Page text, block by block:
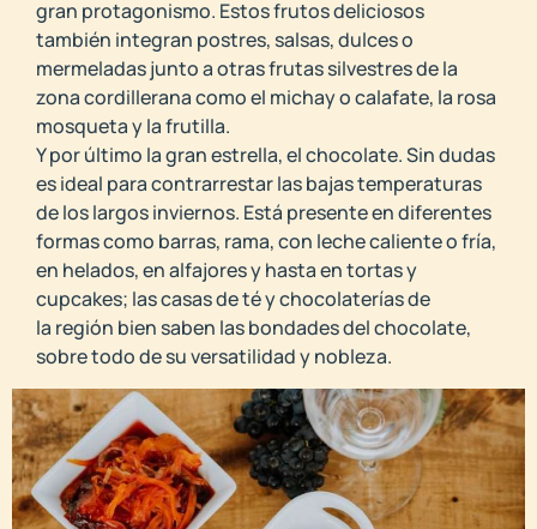
gran protagonismo. Estos frutos deliciosos
también integran postres, salsas, dulces o
mermeladas junto a otras frutas silvestres de la
zona cordillerana como el michay o calafate, la rosa
mosqueta y la frutilla.
Y por último la gran estrella, el chocolate. Sin dudas
es ideal para contrarrestar las bajas temperaturas
de los largos inviernos. Está presente en diferentes
formas como barras, rama, con leche caliente o fría,
en helados, en alfajores y hasta en tortas y
cupcakes; las casas de té y chocolaterías de
la región bien saben las bondades del chocolate,
sobre todo de su versatilidad y nobleza.